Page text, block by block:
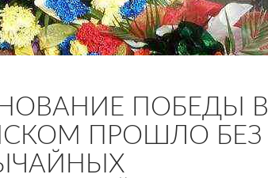
ПОБЕДЫ В
ПРОШЛО БЕЗ